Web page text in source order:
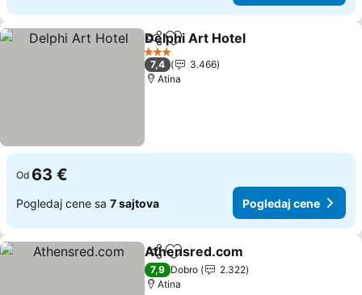
Deli Dodati u favorite
Delphi Art Hotel
3 Zvezdice
7,4
3.466
Atina
Od 63 €
Pogledaj cene sa 7 sajtova Pogledaj cene
Deli Dodati u favorite
Athensred.com
7,9 Dobro
2.322
Atina